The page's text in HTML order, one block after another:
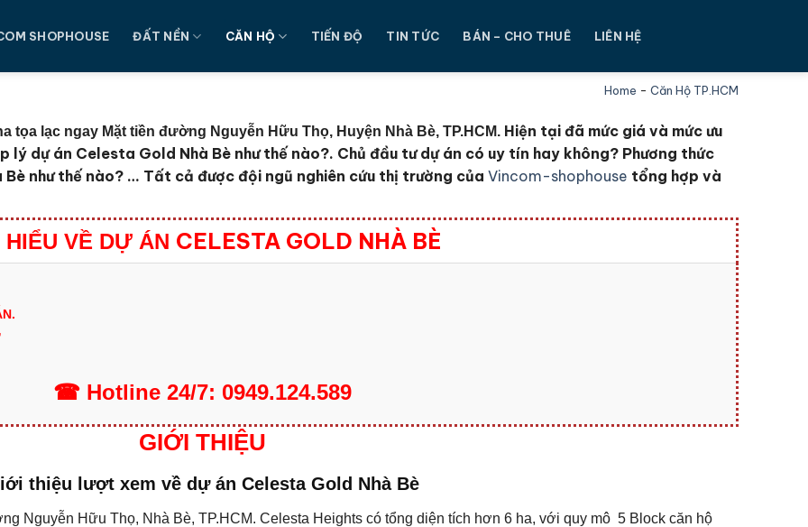
SHOPHOUSE ĐẤT NỀN CĂN HỘ TIẾN ĐỘ TIN TỨC BÁN – CHO THUÊ LIÊN HỆ
Home - Căn Hộ TP.HCM
tọa lạc ngay Mặt tiền đường Nguyễn Hữu Thọ, Huyện Nhà Bè, TP.HCM. Hiện tại đã mức giá và mức ưu
lý dự án Celesta Gold Nhà Bè như thế nào?. Chủ đầu tư dự án có uy tín hay không? Phương thức
như thế nào? … Tất cả được đội ngũ nghiên cứu thị trường của Vincom-shophouse tổng hợp và
HIỂU VỀ DỰ ÁN CELESTA GOLD NHÀ BÈ
☎ Hotline 24/7: 0949.124.589
GIỚI THIỆU
thiệu lượt xem về dự án Celesta Gold Nhà Bè
Nguyễn Hữu Thọ, Nhà Bè, TP.HCM. Celesta Heights có tổng diện tích hơn 6 ha, với quy mô 5 Block căn hộ